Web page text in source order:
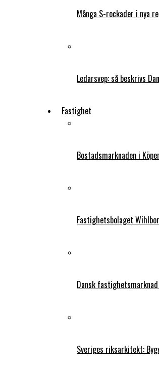
Många S-rockader i nya
Ledarsvep: så beskrivs
Fastighet
Bostadsmarknaden i
Fastighetsbolaget
Dansk
Sveriges riksarkitekt: